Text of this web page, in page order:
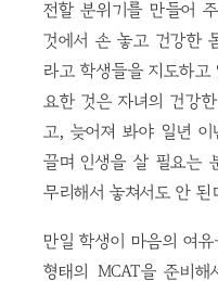
전할 분위기를 만들어
것에서 손 놓고 건강한
라고 학생들을 지도하고
요한 것은 자녀의 건강
고, 늦어져 봐야 일년 이
끌며 인생을 살 필요는
무리해서 놓쳐서도 안 된
만일 학생이 마음의 여
형태의 MCAT을 준비해